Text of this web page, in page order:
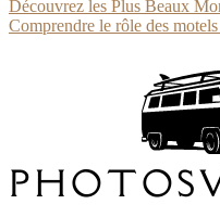
Découvrez les Plus Beaux
Comprendre le rôle des